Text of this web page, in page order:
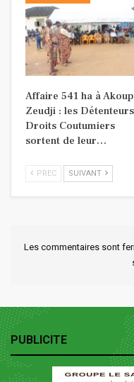
Affaire 541 ha à
Zeudji : les
Droits Coutumiers
sortent de leur…
PREC SUIVANT
Les commentaires sont
PUBLICITE